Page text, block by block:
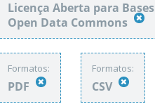
Licença Aberta para
Open Data Commons
Formatos:
PDF
Formatos:
CSV